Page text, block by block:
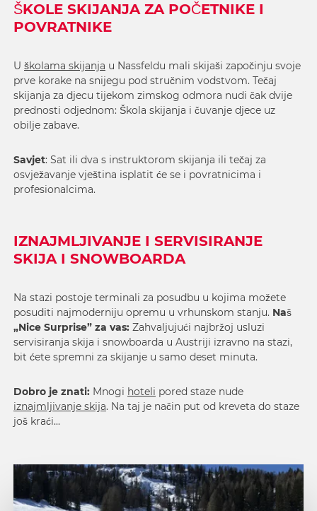
ŠKOLE SKIJANJA ZA POČETNIKE I
POVRATNIKE
U školama skijanja u Nassfeldu mali skijaši započinju svoje
prve korake na snijegu pod stručnim vodstvom. Tečaj
skijanja za djecu tijekom zimskog odmora nudi čak dvije
prednosti odjednom: Škola skijanja i čuvanje djece uz
obilje zabave.
Savjet: Sat ili dva s instruktorom skijanja ili tečaj za
osvježavanje vještina isplatit će se i povratnicima i
profesionalcima.
IZNAJMLJIVANJE I SERVISIRANJE
SKIJA I SNOWBOARDA
Na stazi postoje terminali za posudbu u kojima možete
posuditi najmoderniju opremu u vrhunskom stanju. Naš
„Nice Surprise” za vas: Zahvaljujući najbržoj usluzi
servisiranja skija i snowboarda u Austriji izravno na stazi,
bit ćete spremni za skijanje u samo deset minuta.
Dobro je znati: Mnogi hoteli pored staze nude
iznajmljivanje skija. Na taj je način put od kreveta do staze
još kraći...